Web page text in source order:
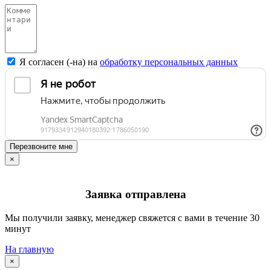
Я согласен (-на) на обработку персональных данных
Перезвоните мне
×
Заявка отправлена
Мы получили заявку, менеджер свяжется с вами в течение 30
минут
На главную
×